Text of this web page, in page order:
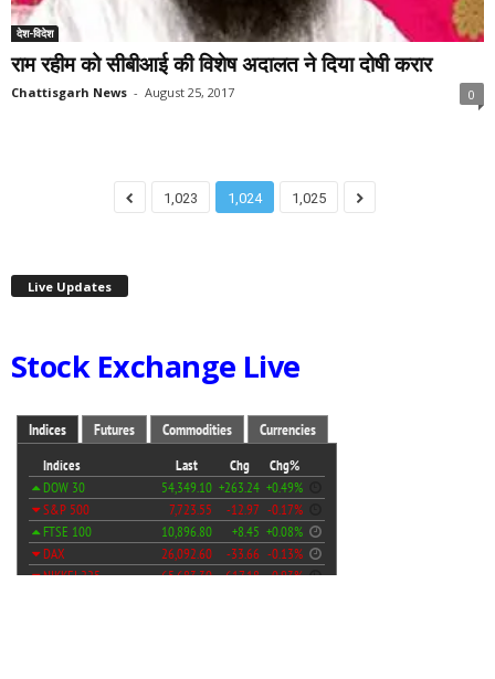
देश-विदेश
राम रहीम को सीबीआई की विशेष अदालत ने दिया दोषी करार
Chattisgarh News - August 25, 2017 0
1,023 1,024 1,025
Live Updates
Stock Exchange Live